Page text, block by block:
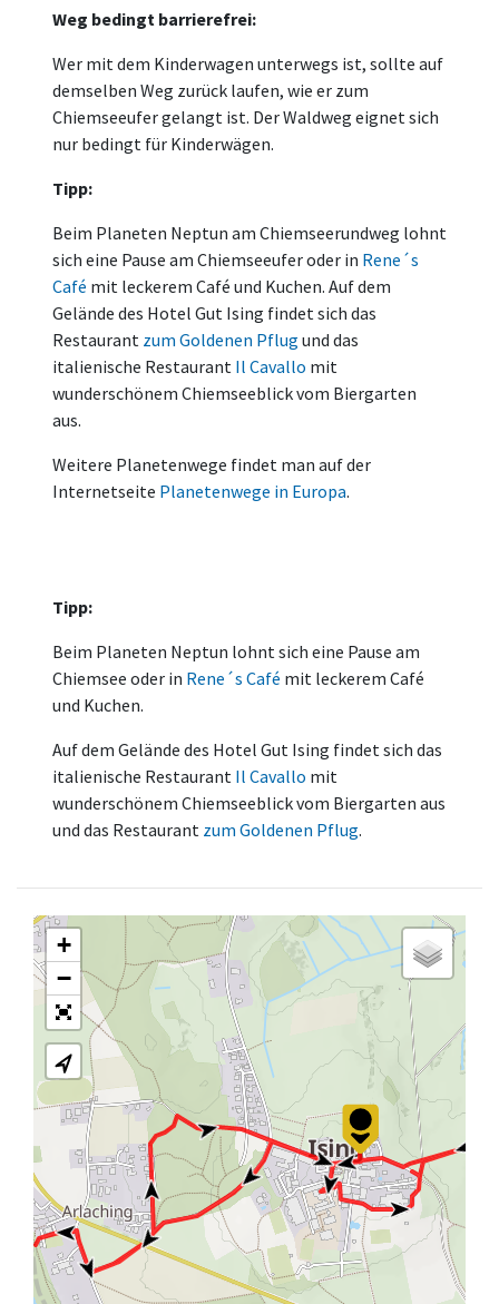
Weg bedingt barrierefrei:
Wer mit dem Kinderwagen unterwegs ist, sollte auf
demselben Weg zurück laufen, wie er zum
Chiemseeufer gelangt ist. Der Waldweg eignet sich
nur bedingt für Kinderwägen.
Tipp:
Beim Planeten Neptun am Chiemseerundweg lohnt
sich eine Pause am Chiemseeufer oder in Rene´s
Café mit leckerem Café und Kuchen. Auf dem
Gelände des Hotel Gut Ising findet sich das
Restaurant zum Goldenen Pflug und das
italienische Restaurant Il Cavallo mit
wunderschönem Chiemseeblick vom Biergarten
aus.
Weitere Planetenwege findet man auf der
Internetseite Planetenwege in Europa.
Tipp:
Beim Planeten Neptun lohnt sich eine Pause am
Chiemsee oder in Rene´s Café mit leckerem Café
und Kuchen.
Auf dem Gelände des Hotel Gut Ising findet sich das
italienische Restaurant Il Cavallo mit
wunderschönem Chiemseeblick vom Biergarten aus
und das Restaurant zum Goldenen Pflug.
+
−